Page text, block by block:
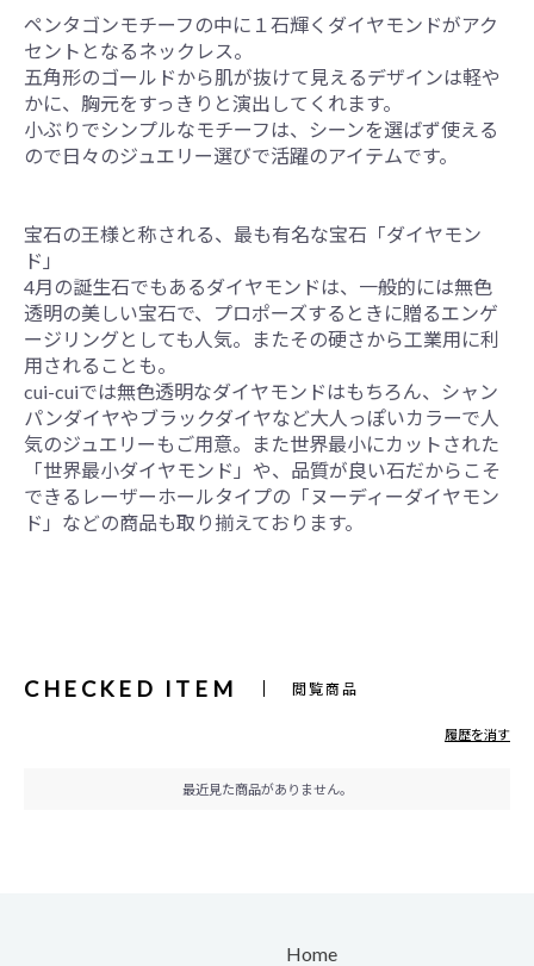
ペンタゴンモチーフの中に１石輝くダイヤモンドがアク
セントとなるネックレス。
五角形のゴールドから肌が抜けて見えるデザインは軽や
かに、胸元をすっきりと演出してくれます。
小ぶりでシンプルなモチーフは、シーンを選ばず使える
ので日々のジュエリー選びで活躍のアイテムです。
宝石の王様と称される、最も有名な宝石「ダイヤモン
ド」
4月の誕生石でもあるダイヤモンドは、一般的には無色
透明の美しい宝石で、プロポーズするときに贈るエンゲ
ージリングとしても人気。またその硬さから工業用に利
用されることも。
cui-cuiでは無色透明なダイヤモンドはもちろん、シャン
パンダイヤやブラックダイヤなど大人っぽいカラーで人
気のジュエリーもご用意。また世界最小にカットされた
「世界最小ダイヤモンド」や、品質が良い石だからこそ
できるレーザーホールタイプの「ヌーディーダイヤモン
ド」などの商品も取り揃えております。
CHECKED ITEM 閲覧商品
履歴を消す
最近見た商品がありません。
Home